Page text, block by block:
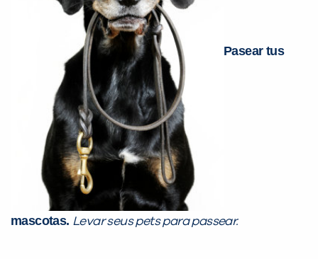
Pasear tus
mascotas. Levar seus pets para passear.